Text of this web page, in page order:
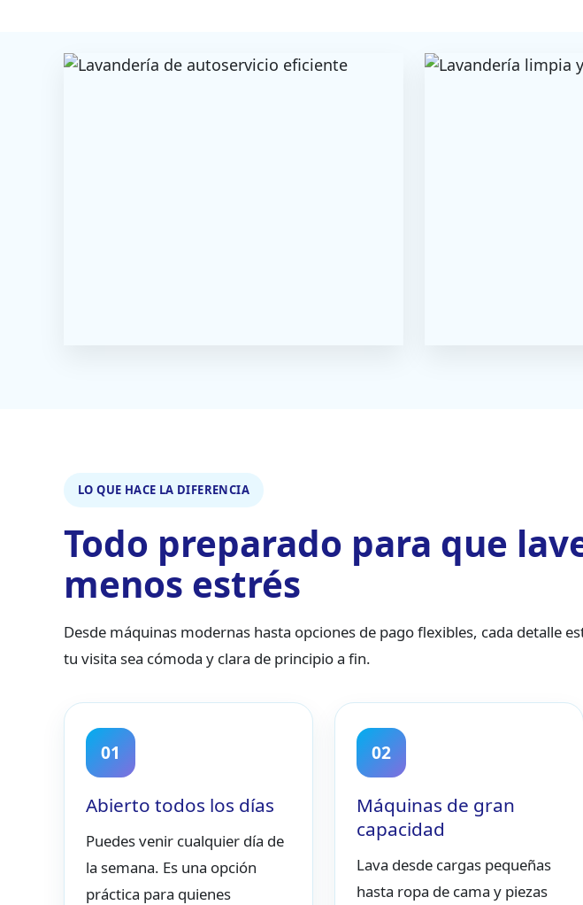
LO QUE HACE LA DIFERENCIA
Todo preparado para que
menos estrés
Desde máquinas modernas hasta opciones de pago flexibles, cada detalle
tu visita sea cómoda y clara de principio a fin.
01
Abierto todos los días
Puedes venir cualquier día de
la semana. Es una opción
práctica para quienes
02
Máquinas de gran
capacidad
Lava desde cargas pequeñas
hasta ropa de cama y piezas